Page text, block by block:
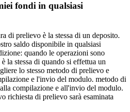
fondi in qualsiasi
di prelievo è la stessa di un deposito.
saldo disponibile in qualsiasi
quando le operazioni sono
la stessa di quando si effettua un
lo stesso metodo di prelievo e
e l'invio del modulo. metodo di
compilazione e all'invio del modulo.
richiesta di prelievo sarà esaminata